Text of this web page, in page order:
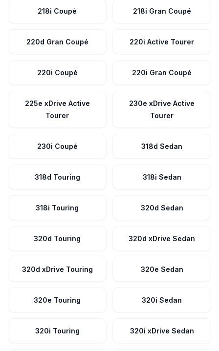
218i Coupé 218i Gran Coupé
220d Gran Coupé 220i Active Tourer
220i Coupé 220i Gran Coupé
225e xDrive Active
Tourer
230e xDrive Active
Tourer
230i Coupé 318d Sedan
318d Touring 318i Sedan
318i Touring 320d Sedan
320d Touring 320d xDrive Sedan
320d xDrive Touring 320e Sedan
320e Touring 320i Sedan
320i Touring 320i xDrive Sedan